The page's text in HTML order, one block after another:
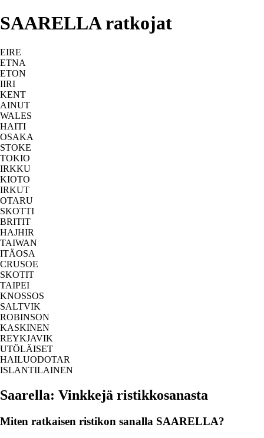
SAARELLA ratkojat
EIRE
ETNA
ETON
IIRI
KENT
AINUT
WALES
HAITI
OSAKA
STOKE
TOKIO
IRKKU
KIOTO
IRKUT
OTARU
SKOTTI
BRITIT
HAJHIR
TAIWAN
ITÄOSA
CRUSOE
SKOTIT
TAIPEI
KNOSSOS
SALTVIK
ROBINSON
KASKINEN
REYKJAVIK
UTÖLÄISET
HAILUODOTAR
ISLANTILAINEN
Saarella: Vinkkejä ristikkosanasta
Miten ratkaisen ristikon sanalla SAARELLA?